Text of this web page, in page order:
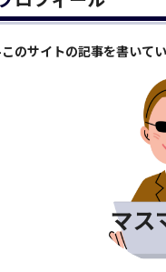
のサイトの記事を書いて